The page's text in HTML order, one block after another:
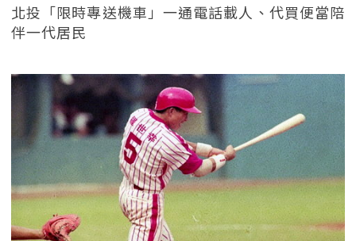
北投「限時專送機車」一通電話載人、代買便當陪
伴一代居民